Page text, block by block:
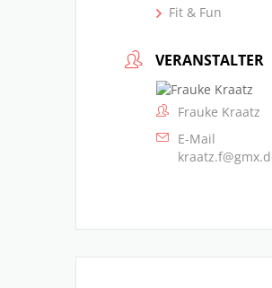
Fit & Fun
VERANSTALTER
Frauke Kraatz
E-Mail